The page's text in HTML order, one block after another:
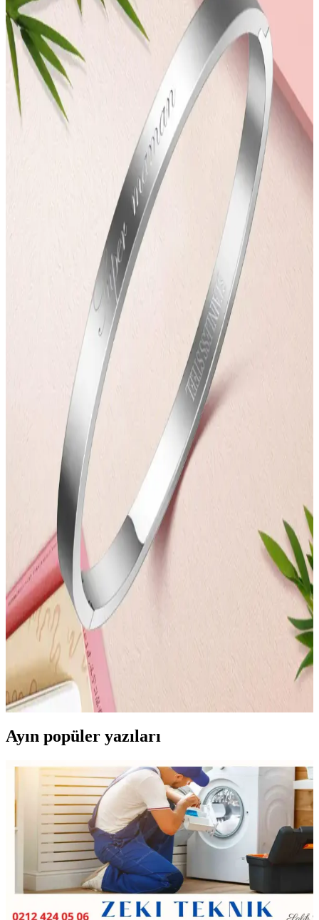
Kadınlar Günü İçin Anlamlı Moda Aksesuar
Seçenekleri ve Hediye Önerileri
Kadınlar Günü için anlamlı ve kullanışlı moda aksesuarları, tarzı
tamamlayan hediye seçenekleri ve trendler hakkında bilgiler içerir.
Kadınlar Günü İçin Moda ve Elektronik Hediye
Seçenekleri ve Trendler
Kadınlar Günü'nde anlamlı hediye seçimleri için moda aksesuarları
ve elektronik gadgetlar arasından en şık ve kullanışlı seçenekleri
keşfedin. Kişisel tarz ve ihtiyaçlara uygun hediye önerileri burada.
Kadınlar Günü İçin Elektronik ve Aksesuar Hediye
Seçenekleri Rehberi
Kadınlar Günü için estetik ve kullanışlı elektronik ürünler ile
aksesuarlar, tarzı tamamlayan ve günlük yaşamı kolaylaştıran
seçenekler sunar. Bu rehberde hediye seçiminde dikkat edilmesi
gerekenler de yer alıyor.
Kadınlar Günü İçin Anlamlı ve Şık Çanta ve
Aksesuar Hediye Seçenekleri
Kadınlar Günü'nde anlamlı hediye arayışında olanlar için şık,
fonksiyonel ve teknolojik özelliklere sahip çanta ve aksesuarlar ideal
seçenekler sunuyor. Güncel tasarımlar ve tarzlara uygun ürünler
Kadınlar Günü İçin Güç ve Zarafet Temalı Bayan
Çantaları Tasarımları
Kadınlar Günü'ne özel tasarlanan bayan çantaları, güç ve zarafeti bir
arada sunuyor. Şık detaylar, dayanıklı materyaller ve fonksiyonellik
ile kadınların kendilerini ifade etmelerine olanak tanıyor.
Kadınlar Günü İçin Teknolojik ve Şık Elektronik
Aksesuar Seçenekleri
Kadınlar Günü için estetik ve fonksiyonel Bluetooth özellikli
aksesuarlar, şık tasarımlar ve kullanışlı teknolojik ürünler ideal
hediye seçenekleri sunar. Modern ve kullanışlı ürünlerle anlamlı bir
hediye verme fırsatı yakalayın.
Kadınlar Günü İçin İlham Verici Mesajlı
Aksesuarlar ve Özel Tasarımlar
Kadınlar Günü'nde anlamlı ve şık aksesuarlar ile güç ve sevgi
temalarını yansıtan ürünler, özel tasarımlar ve hediye seçenekleri
hakkında detaylar.
Ayın popüler yazıları